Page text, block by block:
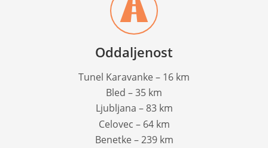
Oddaljenost
Tunel Karavanke – 16 km
Bled – 35 km
Ljubljana – 83 km
Celovec – 64 km
Benetke – 239 km